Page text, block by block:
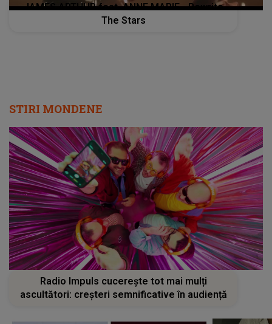
JAMES ARTHUR feat. ANNE MARIE - Rewrite
The Stars
STIRI MONDENE
Radio Impuls cucerește tot mai mulți
ascultători: creșteri semnificative în audiență